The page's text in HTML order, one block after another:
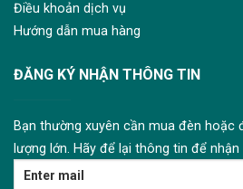
Điều khoản dịch vụ
Hướng dẫn mua hàng
ĐĂNG KÝ NHẬN THÔNG TIN
Bạn thường xuyên cần mua đèn hoặc
lượng lớn. Hãy để lại thông tin để